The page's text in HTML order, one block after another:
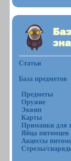
Статьи
База предметов
Предметы
Оружие
Эквип
Карты
Приманки для
Яйца питомцев
Акцессы
Стрелы/